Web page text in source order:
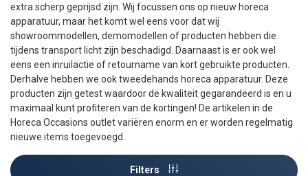
extra scherp geprijsd zijn. Wij focussen ons op nieuw horeca
apparatuur, maar het komt wel eens voor dat wij
showroommodellen, demomodellen of producten hebben die
tijdens transport licht zijn beschadigd. Daarnaast is er ook wel
eens een inruilactie of retourname van kort gebruikte producten.
Derhalve hebben we ook tweedehands horeca apparatuur. Deze
producten zijn getest waardoor de kwaliteit gegarandeerd is en u
maximaal kunt profiteren van de kortingen! De artikelen in de
Horeca Occasions outlet variëren enorm en er worden regelmatig
nieuwe items toegevoegd.
Filters